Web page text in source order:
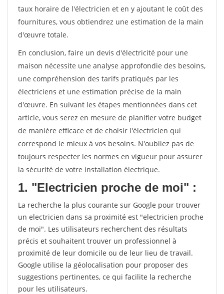
taux horaire de l'électricien et en y ajoutant le coût des
fournitures, vous obtiendrez une estimation de la main
d'œuvre totale.
En conclusion, faire un devis d'électricité pour une
maison nécessite une analyse approfondie des besoins,
une compréhension des tarifs pratiqués par les
électriciens et une estimation précise de la main
d'œuvre. En suivant les étapes mentionnées dans cet
article, vous serez en mesure de planifier votre budget
de manière efficace et de choisir l'électricien qui
correspond le mieux à vos besoins. N'oubliez pas de
toujours respecter les normes en vigueur pour assurer
la sécurité de votre installation électrique.
1. "Electricien proche de moi" :
La recherche la plus courante sur Google pour trouver
un electricien dans sa proximité est "electricien proche
de moi". Les utilisateurs recherchent des résultats
précis et souhaitent trouver un professionnel à
proximité de leur domicile ou de leur lieu de travail.
Google utilise la géolocalisation pour proposer des
suggestions pertinentes, ce qui facilite la recherche
pour les utilisateurs.